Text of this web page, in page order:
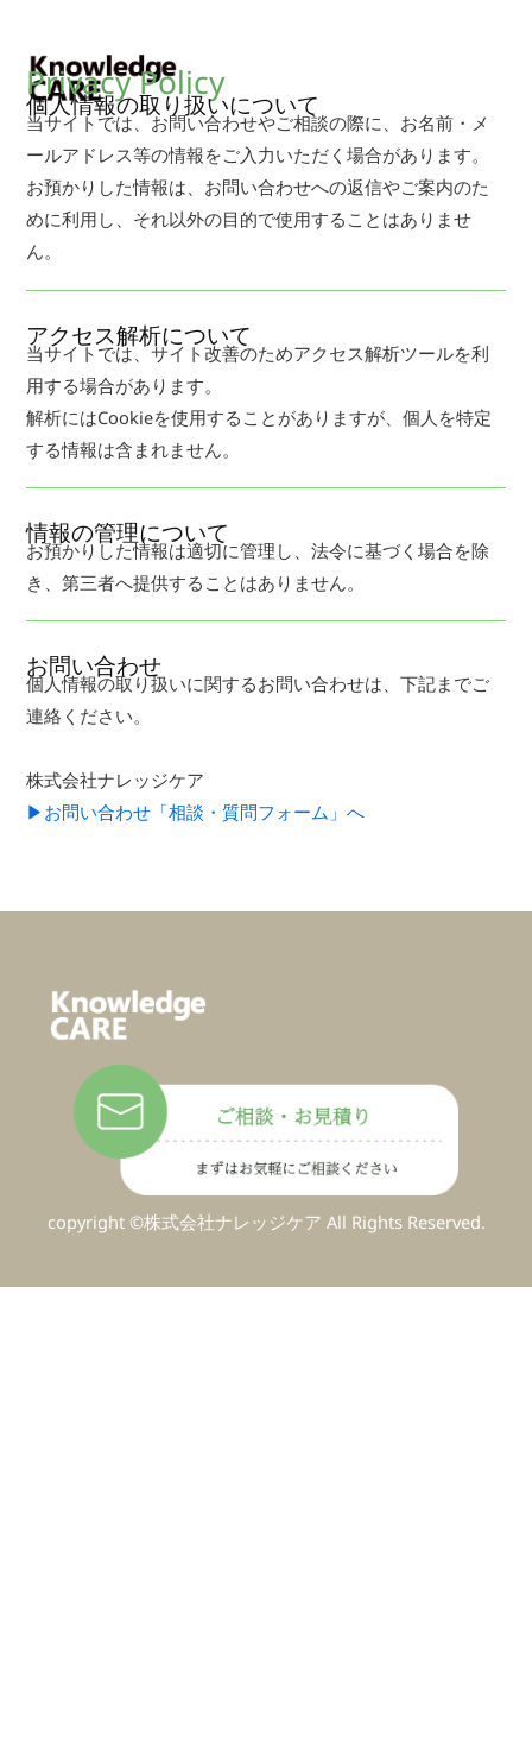
Privacy Policy
個人情報の取り扱いについて
当サイトでは、お問い合わせやご相談の際に、お名前・メ
ールアドレス等の情報をご入力いただく場合があります。
お預かりした情報は、お問い合わせへの返信やご案内のた
めに利用し、それ以外の目的で使用することはありませ
ん。
アクセス解析について
当サイトでは、サイト改善のためアクセス解析ツールを利
用する場合があります。
解析にはCookieを使用することがありますが、個人を特定
する情報は含まれません。
情報の管理について
お預かりした情報は適切に管理し、法令に基づく場合を除
き、第三者へ提供することはありません。
お問い合わせ
個人情報の取り扱いに関するお問い合わせは、下記までご
連絡ください。
株式会社ナレッジケア
▶︎お問い合わせ「相談・質問フォーム」へ
copyright ©株式会社ナレッジケア All Rights Reserved.